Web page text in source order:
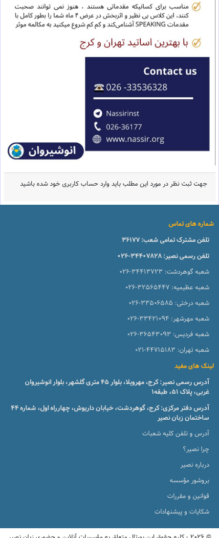
جهت ثبت نظر در مورد این مطلب باید وارد حساب کاربری خود شده باشید
شماره های تماس
تلفن مشترک تمامی شعب:36177
تلفن رسمی نصیر:026-34407828
شعبه گوهردشت: 026-34413723
شعبه عظیمیه: 026-32565447
شعبه درختی: 026-33506585
شعبه مهرشهر: 026-33421094
شعبه فردیس: 026-36543093
شعبه تهران: 021-44715183
لینک های مفید
آدرس رسمی نصیر: کرج، مهرویلا، بلوار 45 متری گلشهر، بلوار انوشیروان
غربی، پلاک 51، طبقه1
آدرس دفتر مرکزی: کرج، گوهردشت، خیابان داریوش، چهارراه اول، شماره ۴۴
ساختمان زبان نصیر
آدرس و تلفن کلیه شعبات
چرا نصیر؟
درباره نصیر
بروشور مؤسسه
قوانین و مقررات
شکایات و پیشنهادات